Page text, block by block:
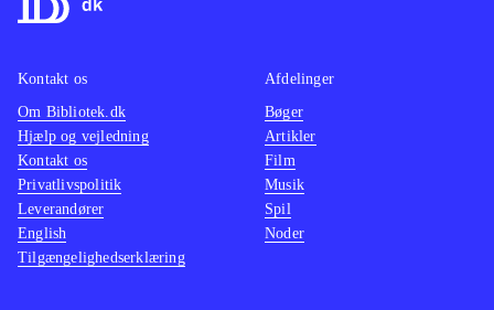
Kontakt os
Om Bibliotek.dk
Hjælp og vejledning
Kontakt os
Privatlivspolitik
Leverandører
English
Tilgængelighedserklæring
Afdelinger
Bøger
Artikler
Film
Musik
Spil
Noder